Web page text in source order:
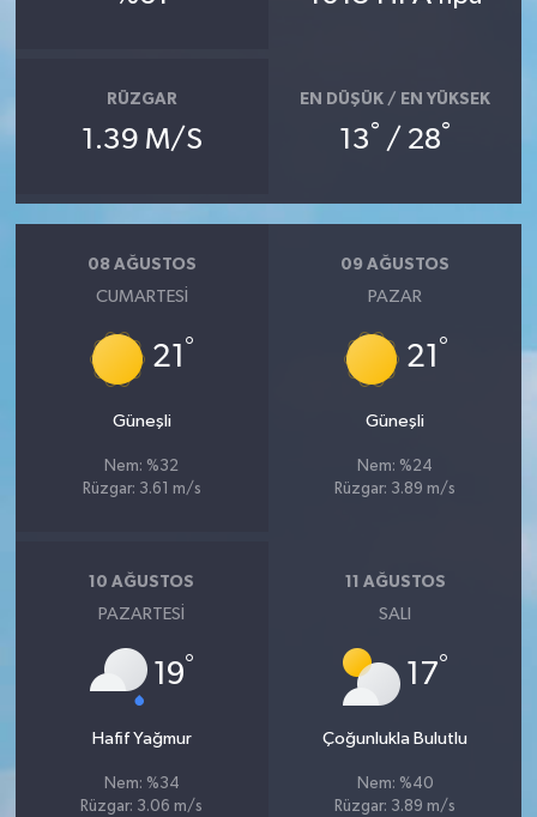
RÜZGAR
1.39 M/S
EN DÜŞÜK / EN YÜKSEK
13° / 28°
08 AĞUSTOS
CUMARTESI
21 °
Güneşli
Nem: %32
Rüzgar: 3.61 m/s
09 AĞUSTOS
PAZAR
21 °
Güneşli
Nem: %24
Rüzgar: 3.89 m/s
10 AĞUSTOS
PAZARTESI
19°
Hafif Yağmur
Nem: %34
Rüzgar: 3.06 m/s
11 AĞUSTOS
SALI
17°
Çoğunlukla Bulutlu
Nem: %40
Rüzgar: 3.89 m/s
Çanakkale Müftülüğü
Çankırı Müftülüğü
Çorum Müftülüğü
Denizli Müftülüğü
Düzce Müftülüğü
Edirne Müftülüğü
Elazığ Müftülüğü
Erzincan Müftülüğü
Podcast
Bilim, Teknoloji
Biyografiler
Diyanet TV
YAŞAM